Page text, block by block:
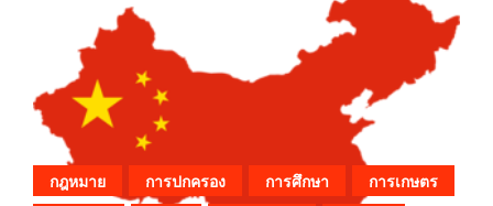
กฎหมาย การปกครอง การศึกษา
การเกษตร